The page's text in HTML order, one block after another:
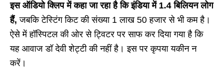
इस ऑडियो क्लिप में कहा जा रहा है कि इंडिया में 1.4 बिलियन लोग
हैं, जबकि टेस्टिंग किट की संख्या 1 लाख 50 हजार से भी कम है।
ऐसे में हॉस्पिटल की ओर से ट्विटर पर साफ कर दिया गया है कि
यह आवाज डॉ देवी शेट्टी की नहीं है। इस पर कृपया यकीन न
करें।